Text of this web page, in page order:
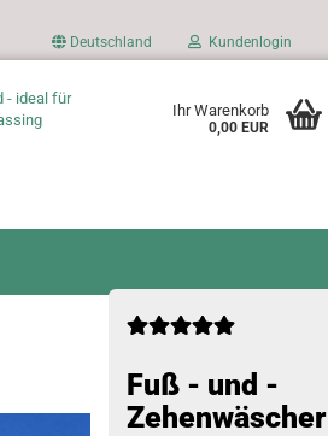
Deutschland Kundenlogin
- ideal für
Ihr Warenkorb
0,00 EUR
Fuß - und -
Zehenwäscher